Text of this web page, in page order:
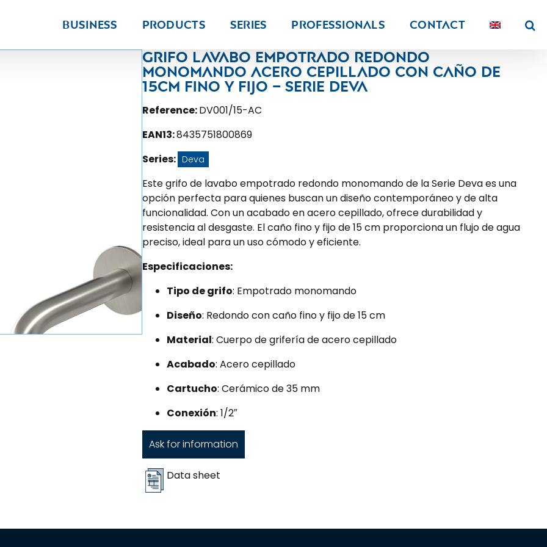
Business Products Series PROFESSIONALS Contact
Grifo lavabo empotrado redondo
monomando acero cepillado con caño de
15cm fino y fijo – Serie Deva
Reference:DV001/15-AC
EAN13:8435751800869
Series: Deva
Este grifo de lavabo empotrado redondo monomando de la Serie Deva es una
opción perfecta para quienes buscan un diseño contemporáneo y de alta
funcionalidad. Con un acabado en acero cepillado, ofrece durabilidad y
resistencia al desgaste. El caño fino y fijo de 15 cm proporciona un flujo de agua
preciso, ideal para un uso cómodo y eficiente.
Especificaciones:
Tipo de grifo: Empotrado monomando
Diseño: Redondo con caño fino y fijo de 15 cm
Material: Cuerpo de grifería de acero cepillado
Acabado: Acero cepillado
Cartucho: Cerámico de 35 mm
Conexión: 1/2″
Ask for information
Data sheet